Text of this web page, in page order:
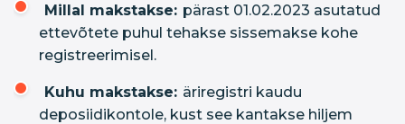
Millal makstakse: pärast 01.02.2023 asutatud
ettevõtete puhul tehakse sissemakse kohe
registreerimisel.
Kuhu makstakse: äriregistri kaudu
deposiidikontole, kust see kantakse hiljem